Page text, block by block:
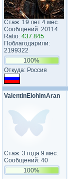
Стаж: 19 лет 4 мес.
Сообщений: 20114
Ratio: 437.845
Поблагодарили:
2199322
100%
Откуда: Россия
ValentinE​lohimAran​
Стаж: 3 года 9 мес.
Сообщений: 40
100%